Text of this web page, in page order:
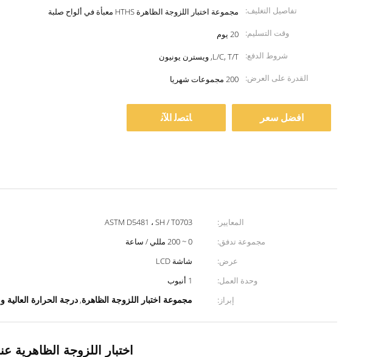
تفاصيل التغليف:
مجموعة اختبار اللزوجة الظاهرة HTHS معبأة في ألواح صلبة
وقت التسليم:
20 يوم
شروط الدفع:
L/C, T/T, ويسترن يونيون
القدرة على العرض:
200 مجموعات شهريا
افضل سعر ﺎﺘﺼﻟ ﺍﻶﻧ
المعايير: ASTM D5481 ، SH / T0703
مجموعة تدفق:
0 ~ 200 مللي / ساعة
عرض:
شاشة LCD
وحدة العمل:
1 أنبوب
إبراز:
مجموعة اختبار اللزوجة الظاهرة, درجة الحرارة
اختبار اللزوجة